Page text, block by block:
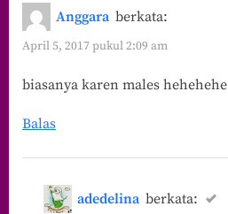
Anggara berkata:
April 5, 2017 pukul 2:09 am
biasanya karen males hehehehe
Balas
adedelina berkata: